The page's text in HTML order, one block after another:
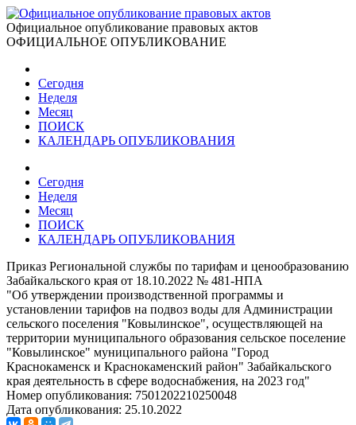
Официальное опубликование правовых актов
ОФИЦИАЛЬНОЕ ОПУБЛИКОВАНИЕ
Сегодня
Неделя
Месяц
ПОИСК
КАЛЕНДАРЬ ОПУБЛИКОВАНИЯ
Сегодня
Неделя
Месяц
ПОИСК
КАЛЕНДАРЬ ОПУБЛИКОВАНИЯ
Приказ Региональной службы по тарифам и ценообразованию
Забайкальского края от 18.10.2022 № 481-НПА
"Об утверждении производственной программы и
установлении тарифов на подвоз воды для Администрации
сельского поселения "Ковылинское", осуществляющей на
территории муниципального образования сельское поселение
"Ковылинское" муниципального района "Город
Краснокаменск и Краснокаменский район" Забайкальского
края деятельность в сфере водоснабжения, на 2023 год"
Номер опубликования: 7501202210250048
Дата опубликования: 25.10.2022